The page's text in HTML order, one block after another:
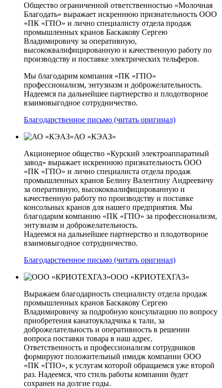
Общество ограниченной ответственностью «Молочная
Благодать» выражает искреннюю признательность ООО
«ПК «ГПО» и лично специалисту отдела продаж
промышленных кранов Баскакову Сергею
Владимировичу за оперативную,
высококвалифицированную и качественную работу по
производству и поставке электрических тельферов.
Мы благодарим компания «ПК «ГПО»
профессионализм, энтузиазм и доброжелательность.
Надеемся па дальнейшее партнерство и плодотворное
взаимовыгодное сотрудничество.
Благодарственное письмо (читать оригинал)
АО «КЭАЗ»
Акционерное общество «Курский электроаппаратный
завод» выражает искреннюю признательность ООО
«ПК «ГПО» и лично специалиста отдела продаж
промышленных кранов Белину Валентину Андреевичу
за оперативную, высококвалифицированную и
качественную работу по производству и поставке
консольных кранов для нашего предприятия. Мы
благодарим компанию «ПК «ГПО» за профессионализм,
энтузиазм и доброжелательность.
Надеемся на дальнейшее партнерство и плодотворное
взаимовыгодное сотрудничество.
Благодарственное письмо (читать оригинал)
ООО «КРИОТЕХГАЗ»
Выражаем благодарность специалисту отдела продаж
промышленных кранов Баскакову Сергею
Владимировичу за подробную консультацию по вопросу
приобретения канатоукладчика к тали, за
доброжелательность и оперативность в решении
вопроса поставки товара в наш адрес.
Ответственность и профессионализм сотрудников
формируют положительный имидж компании ООО
«ПК «ГПО», к услугам которой обращаемся уже второй
раз. Надеемся, что стиль работы компании будет
сохранен на долгие годы.